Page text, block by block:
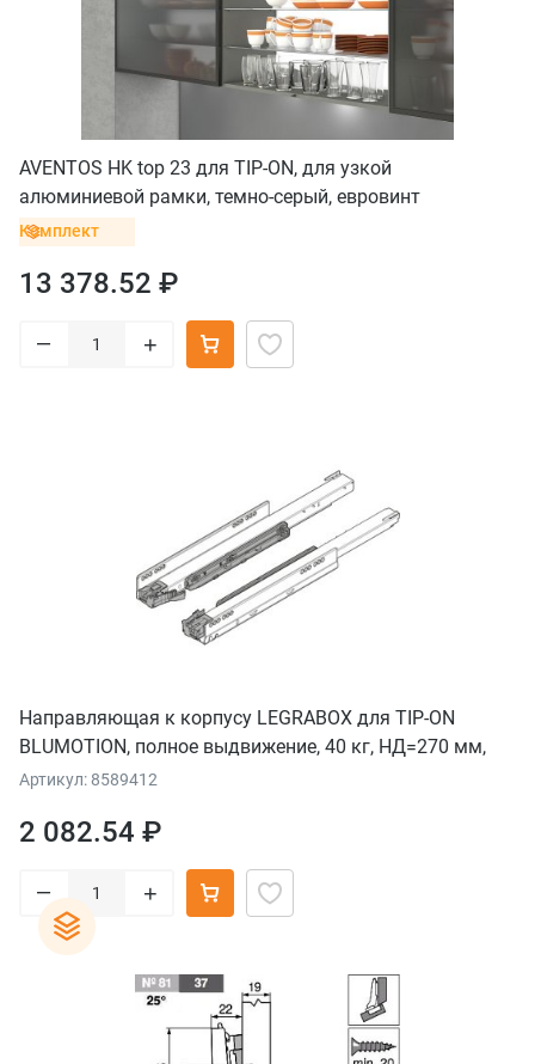
AVENTOS HK top 23 для TIP-ON, для узкой
алюминиевой рамки, темно-серый, евровинт
Комплект
13 378.52 ₽
– +
Направляющая к корпусу LEGRABOX для TIP-ON
BLUMOTION, полное выдвижение, 40 кг, НД=270 мм,
левая/правая
Артикул: 8589412
2 082.54 ₽
– +